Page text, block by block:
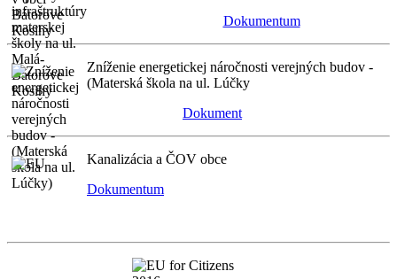
Dokumentum
Zníženie energetickej náročnosti verejných budov -
(Materská škola na ul. Lúčky
Dokument
Kanalizácia a ČOV obce
Dokumentum